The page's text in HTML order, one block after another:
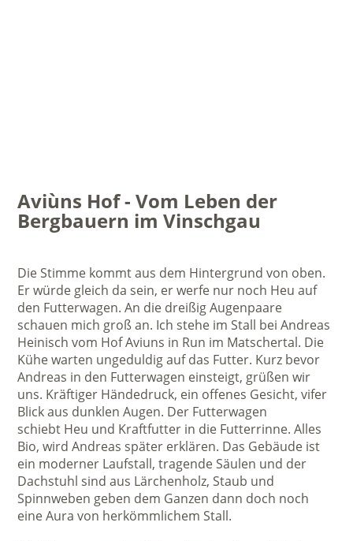
Aviùns Hof - Vom Leben der
Bergbauern im Vinschgau
Die Stimme kommt aus dem Hintergrund von oben.
Er würde gleich da sein, er werfe nur noch Heu auf
den Futterwagen. An die dreißig Augenpaare
schauen mich groß an. Ich stehe im Stall bei Andreas
Heinisch vom Hof Aviuns in Run im Matschertal. Die
Kühe warten ungeduldig auf das Futter. Kurz bevor
Andreas in den Futterwagen einsteigt, grüßen wir
uns. Kräftiger Händedruck, ein offenes Gesicht, vifer
Blick aus dunklen Augen. Der Futterwagen
schiebt Heu und Kraftfutter in die Futterrinne. Alles
Bio, wird Andreas später erklären. Das Gebäude ist
ein moderner Laufstall, tragende Säulen und der
Dachstuhl sind aus Lärchenholz, Staub und
Spinnweben geben dem Ganzen dann doch noch
eine Aura von herkömmlichem Stall.